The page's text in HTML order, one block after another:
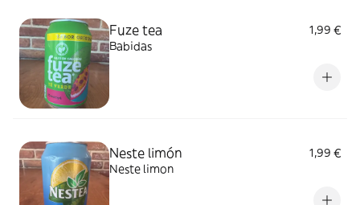
Fuze tea
1,99 €
Babidas
Neste limón
1,99 €
Neste limon